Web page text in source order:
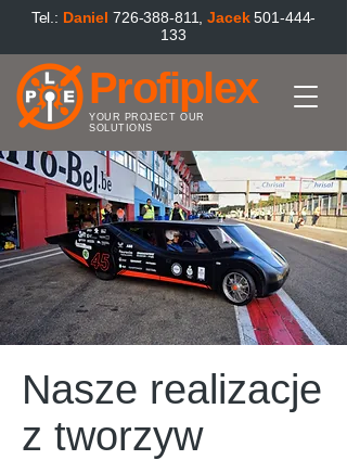
Tel.: Daniel 726-388-811 ,Jacek 501-444-
133
Profiplex
YOUR PROJECT OUR
SOLUTIONS
Nasze realizacje
z tworzyw